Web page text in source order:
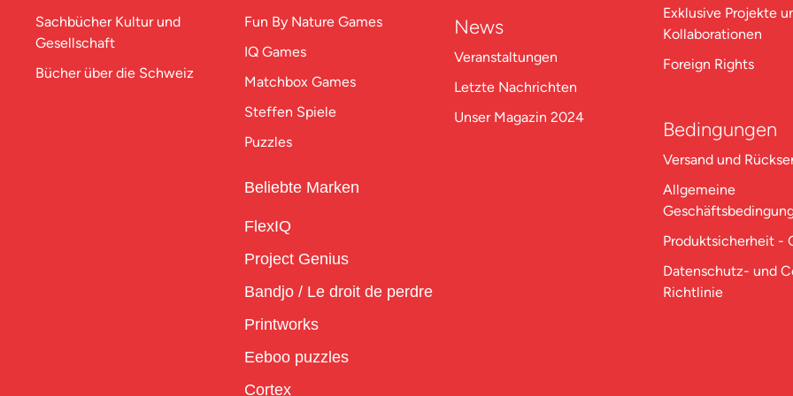
Sachbücher Kultur und
Gesellschaft
Bücher über die Schweiz
Fun By Nature Games
IQ Games
Matchbox Games
Steffen Spiele
Puzzles
Beliebte Marken
FlexIQ
Project Genius
Bandjo / Le droit de perdre
Printworks
Eeboo puzzles
Cortex
News
Veranstaltungen
Letzte Nachrichten
Unser Magazin 2024
Exklusive Projekte
Kollaborationen
Foreign Rights
Bedingungen
Versand und
Allgemeine
Produktsicherheit -
Datenschutz- und
Richtlinie